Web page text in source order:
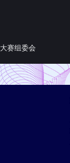
赛组委会